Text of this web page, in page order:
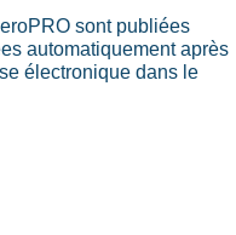
sont publiées
automatiquement après
électronique dans le